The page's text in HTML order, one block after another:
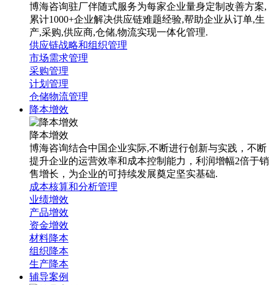
博海咨询驻厂伴随式服务为每家企业量身定制改善方案,
累计1000+企业解决供应链难题经验,帮助企业从订单,生
产,采购,供应商,仓储,物流实现一体化管理.
供应链战略和组织管理
市场需求管理
采购管理
计划管理
仓储物流管理
降本增效
降本增效
博海咨询结合中国企业实际,不断进行创新与实践，不断
提升企业的运营效率和成本控制能力，利润增幅2倍于销
售增长，为企业的可持续发展奠定坚实基础.
成本核算和分析管理
业绩增效
产品增效
资金增效
材料降本
组织降本
生产降本
辅导案例